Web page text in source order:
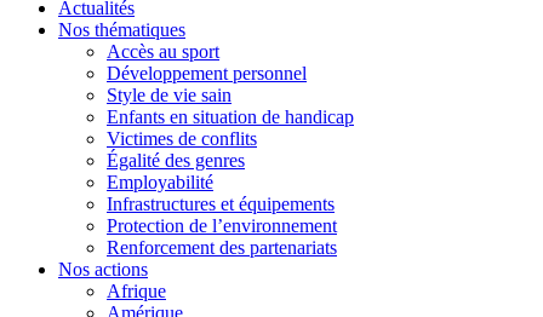
Actualités
Nos thématiques
Accès au sport
Développement personnel
Style de vie sain
Enfants en situation de handicap
Victimes de conflits
Égalité des genres
Employabilité
Infrastructures et équipements
Protection de l’environnement
Renforcement des partenariats
Nos actions
Afrique
Amérique